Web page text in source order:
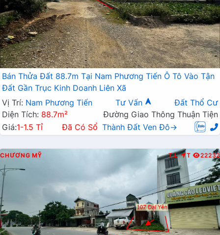
Bán Thửa Đất 88.7m Tại Nam Phương Tiến Ô Tô Vào Tận
Đất Gần Trục Kinh Doanh Liên Xã
Vị Trí: Nam Phương Tiến Tư Vấn
Đất Thổ Cư
Diện Tích: 88.7m²
Đường Giao Thông Thuận Tiện
Giá:1-1.5 Tỉ Đã Có Sổ Thành Đất Ven Đô→
CHƯƠNG MỸ T.L T 22232